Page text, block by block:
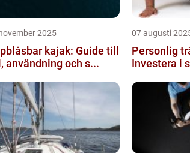
2025
kajak: Guide till
användning och s...
07 augusti
Personlig
Investera i